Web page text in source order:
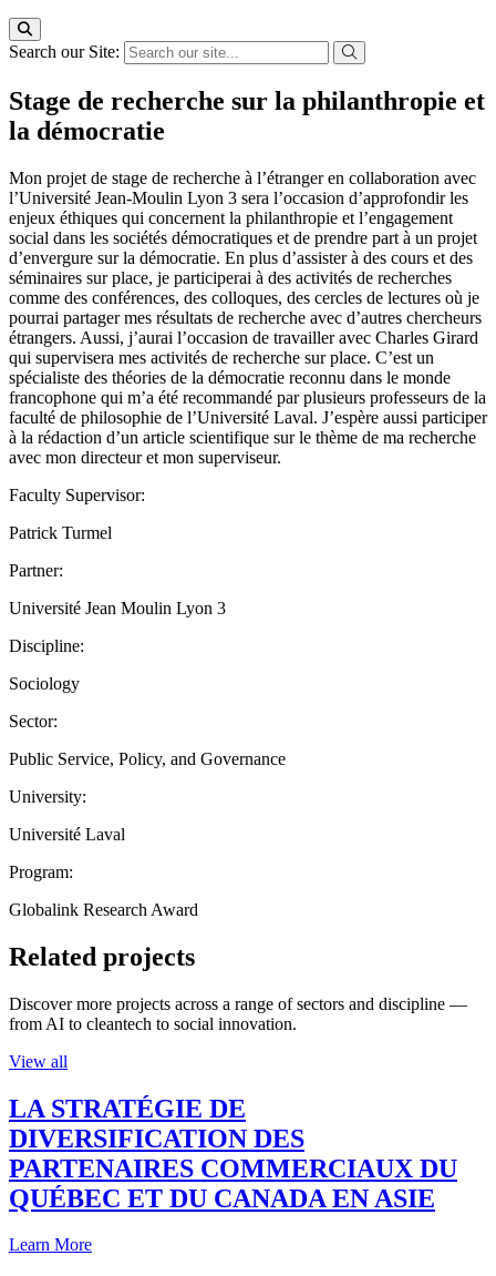
Search our Site:
Stage de recherche sur la philanthropie et
la démocratie
Mon projet de stage de recherche à l’étranger en collaboration avec
l’Université Jean-Moulin Lyon 3 sera l’occasion d’approfondir les
enjeux éthiques qui concernent la philanthropie et l’engagement
social dans les sociétés démocratiques et de prendre part à un projet
d’envergure sur la démocratie. En plus d’assister à des cours et des
séminaires sur place, je participerai à des activités de recherches
comme des conférences, des colloques, des cercles de lectures où je
pourrai partager mes résultats de recherche avec d’autres chercheurs
étrangers. Aussi, j’aurai l’occasion de travailler avec Charles Girard
qui supervisera mes activités de recherche sur place. C’est un
spécialiste des théories de la démocratie reconnu dans le monde
francophone qui m’a été recommandé par plusieurs professeurs de la
faculté de philosophie de l’Université Laval. J’espère aussi participer
à la rédaction d’un article scientifique sur le thème de ma recherche
avec mon directeur et mon superviseur.
Faculty Supervisor:
Patrick Turmel
Partner:
Université Jean Moulin Lyon 3
Discipline:
Sociology
Sector:
Public Service, Policy, and Governance
University:
Université Laval
Program:
Globalink Research Award
Related projects
Discover more projects across a range of sectors and discipline —
from AI to cleantech to social innovation.
View all
LA STRATÉGIE DE
DIVERSIFICATION DES
PARTENAIRES COMMERCIAUX DU
QUÉBEC ET DU CANADA EN ASIE
Learn More